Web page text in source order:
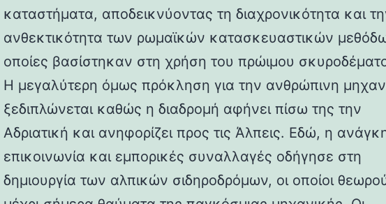
καταστήματα, αποδεικνύοντας τη διαχρονικότητα και
ανθεκτικότητα των ρωμαϊκών κατασκευαστικών
οποίες βασίστηκαν στη χρήση του πρώιμου
Η μεγαλύτερη όμως πρόκληση για την ανθρώπινη
ξεδιπλώνεται καθώς η διαδρομή αφήνει πίσω της την
Αδριατική και ανηφορίζει προς τις Άλπεις. Εδώ, η
επικοινωνία και εμπορικές συναλλαγές οδήγησε στη
δημιουργία των αλπικών σιδηροδρόμων, οι οποίοι